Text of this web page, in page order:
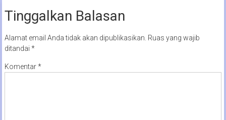
Tinggalkan Balasan
Alamat email Anda tidak akan dipublikasikan. Ruas yang wajib
ditandai *
Komentar*